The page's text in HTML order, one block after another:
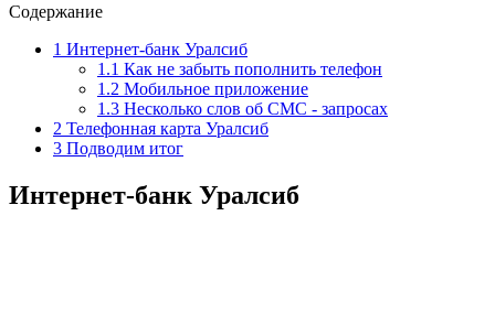
Содержание
1 Интернет-банк Уралсиб
1.1 Как не забыть пополнить телефон
1.2 Мобильное приложение
1.3 Несколько слов об СМС - запросах
2 Телефонная карта Уралсиб
3 Подводим итог
Интернет-банк Уралсиб